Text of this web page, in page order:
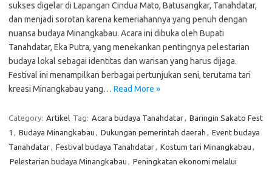
sukses digelar di Lapangan Cindua Mato, Batusangkar, Tanahdatar,
dan menjadi sorotan karena kemeriahannya yang penuh dengan
nuansa budaya Minangkabau. Acara ini dibuka oleh Bupati
Tanahdatar, Eka Putra, yang menekankan pentingnya pelestarian
budaya lokal sebagai identitas dan warisan yang harus dijaga.
Festival ini menampilkan berbagai pertunjukan seni, terutama tari
kreasi Minangkabau yang… Read More »
Category: Artikel Tag: Acara budaya Tanahdatar, Baringin Sakato Fest
1 , Budaya Minangkabau , Dukungan pemerintah daerah , Event budaya
Tanahdatar, Festival budaya Tanahdatar, Kostum tari Minangkabau ,
Pelestarian budaya Minangkabau , Peningkatan ekonomi melalui